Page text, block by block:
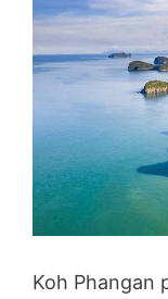
Koh Phangan